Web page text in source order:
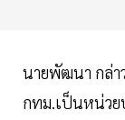
นายพัฒนา กล่า
กทม.เป็นหน่วย